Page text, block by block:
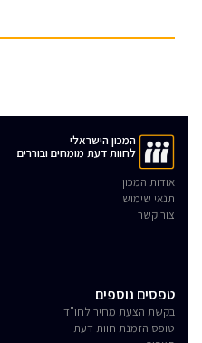
המכון הישראלי
לחוות דעת מומחים ובוררים
אודות המכון
תנאי שימוש
צור קשר
טפסים נוספים
בקשת הצעת מחיר לחו"ד
טופס הזמנת חוות דעת